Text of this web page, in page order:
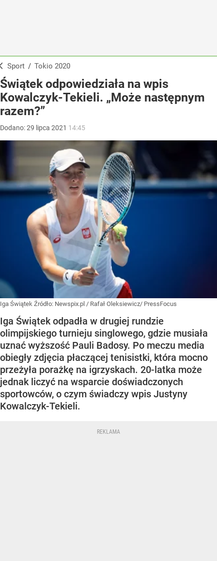
Sport / Tokio 2020
Świątek odpowiedziała na wpis
Kowalczyk-Tekieli. „Może następnym
razem?”
Dodano:29 lipca 2021 14:45
Iga Świątek Źródło: Newspix.pl / Rafał Oleksiewicz/ PressFocus
Iga Świątek odpadła w drugiej rundzie
olimpijskiego turnieju singlowego, gdzie musiała
uznać wyższość Pauli Badosy. Po meczu media
obiegły zdjęcia płaczącej tenisistki, która mocno
przeżyła porażkę na igrzyskach. 20-latka może
jednak liczyć na wsparcie doświadczonych
sportowców, o czym świadczy wpis Justyny
Kowalczyk-Tekieli.